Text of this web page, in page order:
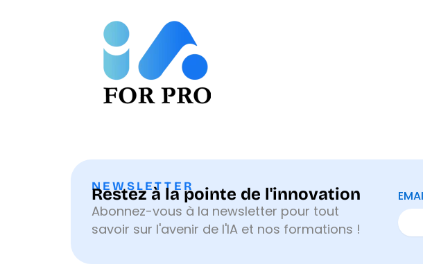
NEWSLETTER
Restez à la pointe de l'innovation
Abonnez-vous à la newsletter pour tout
savoir sur l'avenir de l'IA et nos formations !